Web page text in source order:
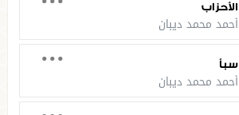
الأحزاب
أحمد محمد ديبان
سبأ
أحمد محمد ديبان